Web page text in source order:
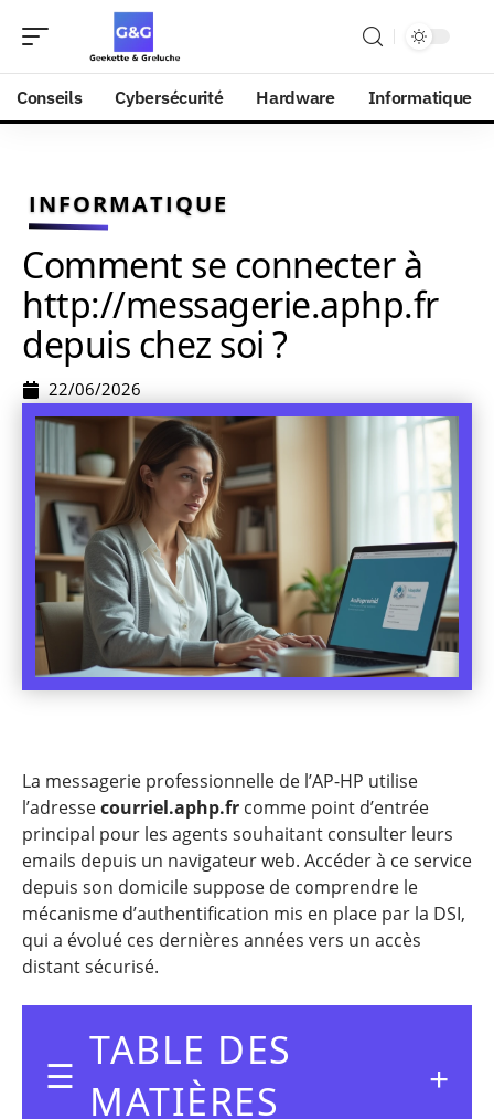
Conseils Cybersécurité Hardware Informatique
INFORMATIQUE
Comment se connecter à
http://messagerie.aphp.fr
depuis chez soi ?
22/06/2026
La messagerie professionnelle de l’AP-HP utilise
l’adressecourriel.aphp.fr comme point d’entrée
principal pour les agents souhaitant consulter leurs
emails depuis un navigateur web. Accéder à ce service
depuis son domicile suppose de comprendre le
mécanisme d’authentification mis en place par la DSI,
qui a évolué ces dernières années vers un accès
distant sécurisé.
TABLE DES
MATIÈRES